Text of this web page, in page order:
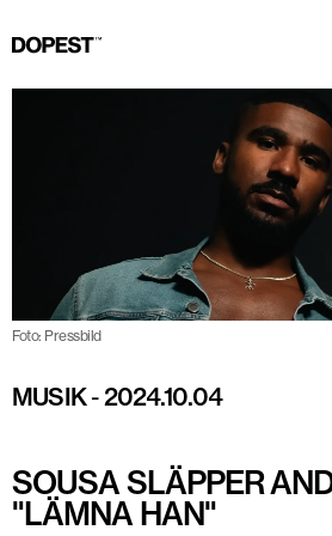
Foto: Pressbild
MUSIK-2024.10.04
SOUSA SLÄPPER
"LÄMNA HAN"